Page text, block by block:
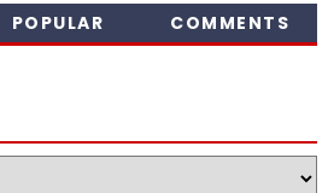
POPULAR COMMENTS